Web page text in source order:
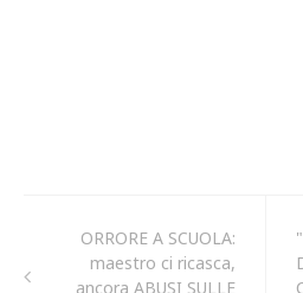
ORRORE A SCUOLA:
maestro ci ricasca,
ancora ABUSI SULLE